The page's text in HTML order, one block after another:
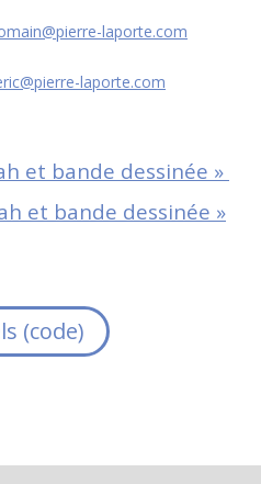
laporte.com
laporte.com
et bande dessinée »
et bande dessinée »
(code)